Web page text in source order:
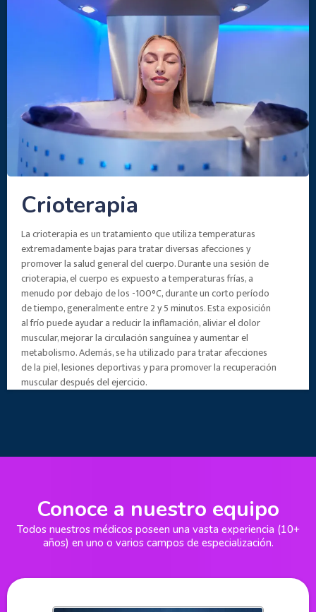
Crioterapia
La crioterapia es un tratamiento que utiliza temperaturas
extremadamente bajas para tratar diversas afecciones y
promover la salud general del cuerpo. Durante una sesión de
crioterapia, el cuerpo es expuesto a temperaturas frías, a
menudo por debajo de los -100°C, durante un corto período
de tiempo, generalmente entre 2 y 5 minutos. Esta exposición
al frío puede ayudar a reducir la inflamación, aliviar el dolor
muscular, mejorar la circulación sanguínea y aumentar el
metabolismo. Además, se ha utilizado para tratar afecciones
de la piel, lesiones deportivas y para promover la recuperación
muscular después del ejercicio.
Conoce a nuestro equipo
Todos nuestros médicos poseen una vasta experiencia (10+
años) en uno o varios campos de especialización.